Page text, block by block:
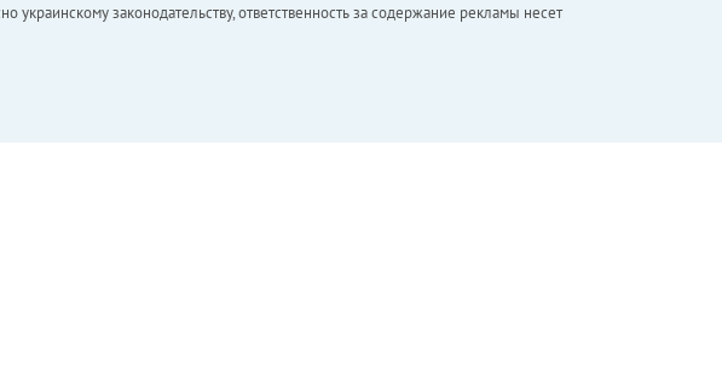
законодательству, ответственность за содержание рекламы несет